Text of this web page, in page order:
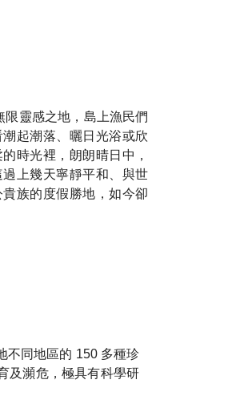
靈感之地，島上漁民們
起潮落、曬日光浴或欣
時光裡，朗朗晴日中，
上幾天寧靜平和、與世
族的度假勝地，如今卻
不同地區的 150 多種珍
及瀕危，極具有科學研